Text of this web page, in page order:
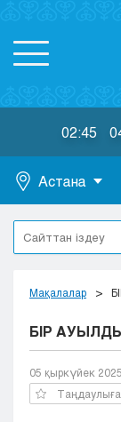
02:45
Астана
Астана
Алматы
Актобе
Жезказган
Караганда
Кокшетау
Костанай
Мақалалар
БІР
05 қыркүйек 2025
Таңдаулыға